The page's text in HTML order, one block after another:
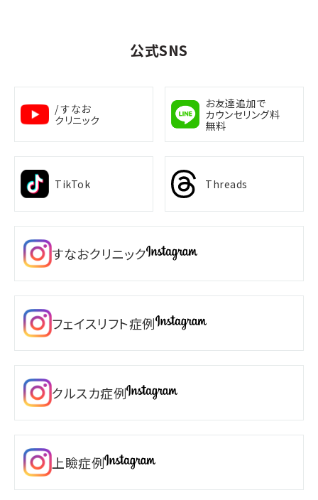
公式SNS
/ すなお
クリニック
お友達追加で
カウンセリング料
無料
TikTok Threads
すなおクリニック
フェイスリフト症例
クルスカ症例
上瞼症例